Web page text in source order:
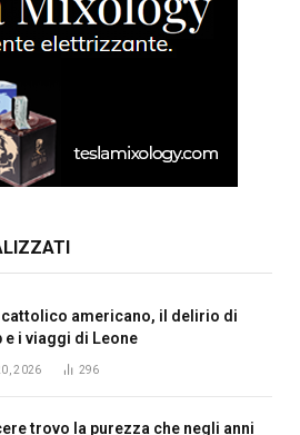
cattolico americano, il delirio di
e i viaggi di Leone
2026 296
trovo la purezza che negli anni